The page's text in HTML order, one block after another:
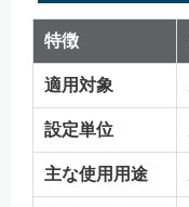
特徴
適用対象
設定単位
主な使用用途